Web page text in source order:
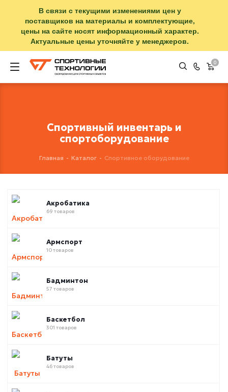
В связи с текущими изменениями цен у
поставщиков на материалы и комплектующие,
цены на сайте носят информационный характер.
Актуальные цены уточняйте у менеджеров.
0
Спортивный инвентарь и
спортоборудование
Главная - Каталог - Спортивное оборудование
Акробатика
69 товаров
Армспорт
10 товаров
Бадминтон
57 товаров
Баскетбол
301 товаров
Батуты
46 товаров